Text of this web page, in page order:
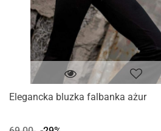
Elegancka bluzka falbanka ażur